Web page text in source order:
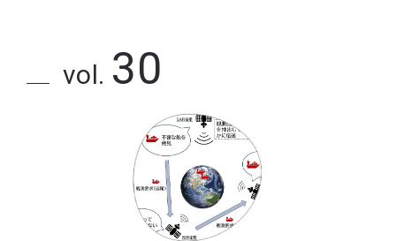
vol. 30